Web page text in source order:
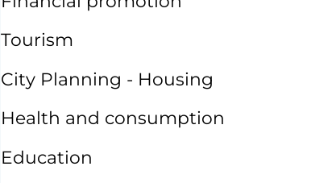
Tourism
City Planning - Housing
Health and consumption
Education